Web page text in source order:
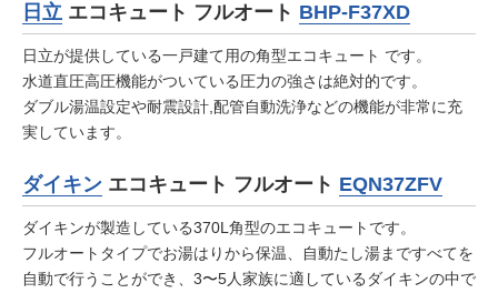
日立 エコキュート フルオート BHP-F37XD
日立が提供している一戸建て用の角型エコキュート です。
水道直圧高圧機能がついている圧力の強さは絶対的です。
ダブル湯温設定や耐震設計,配管自動洗浄などの機能が非常に充
実しています。
ダイキン エコキュート フルオート EQN37ZFV
ダイキンが製造している370L角型のエコキュートです。
フルオートタイプでお湯はりから保温、自動たし湯まですべてを
自動で行うことができ、3〜5人家族に適しているダイキンの中で